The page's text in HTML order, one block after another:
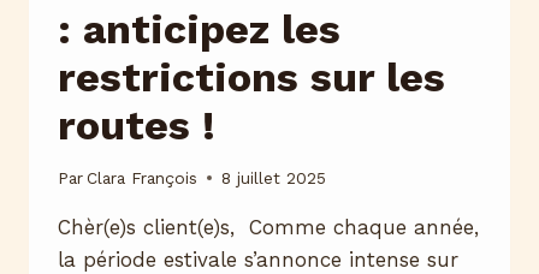
: anticipez les
restrictions sur les
routes !
ParClara François 8 juillet 2025
Chèr(e)s client(e)s, Comme chaque année,
la période estivale s’annonce intense sur